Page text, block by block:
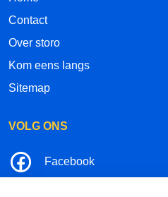
Contact
Over storo
Kom eens langs
Sitemap
VOLG ONS
Facebook